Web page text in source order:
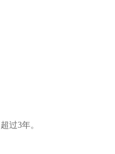
过3年。